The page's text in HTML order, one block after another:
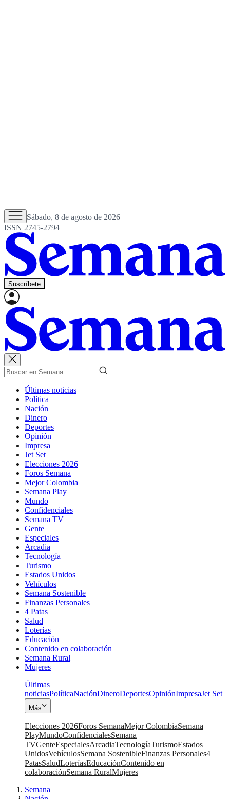
Sábado, 8 de agosto de 2026
ISSN 2745-2794
Suscríbete
Últimas noticias
Política
Nación
Dinero
Deportes
Opinión
Impresa
Jet Set
Elecciones 2026
Foros Semana
Mejor Colombia
Semana Play
Mundo
Confidenciales
Semana TV
Gente
Especiales
Arcadia
Tecnología
Turismo
Estados Unidos
Vehículos
Semana Sostenible
Finanzas Personales
4 Patas
Salud
Loterías
Educación
Contenido en colaboración
Semana Rural
Mujeres
Últimas
noticiasPolíticaNaciónDineroDeportesOpiniónImpresaJet Set
Más
Elecciones 2026Foros SemanaMejor ColombiaSemana
PlayMundoConfidencialesSemana
TVGenteEspecialesArcadiaTecnologíaTurismoEstados
UnidosVehículosSemana SostenibleFinanzas Personales4
PatasSaludLoteríasEducaciónContenido en
colaboraciónSemana RuralMujeres
Semana|